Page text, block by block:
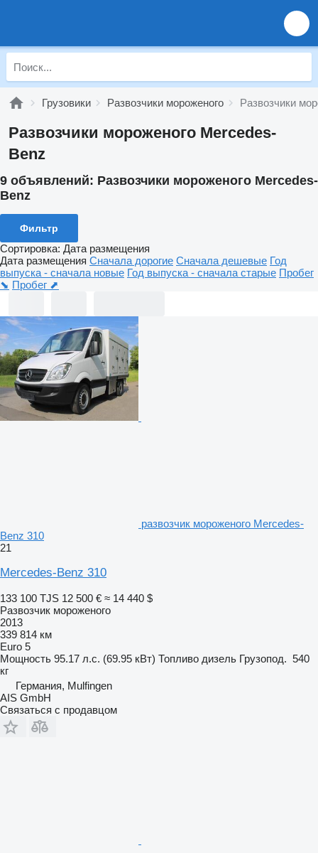
Грузовики Развозчики мороженого Развозчики
Развозчики мороженого Mercedes-
Benz
9 объявлений: Развозчики мороженого Mercedes-
Benz
Фильтр
Сортировка: Дата размещения
Дата размещения Сначала дорогие Сначала дешевые Год
выпуска - сначала новые Год выпуска - сначала старые Пробег
⬊ Пробег ⬈
развозчик мороженого Mercedes-
Benz 310
21
Mercedes-Benz 310
133 100 TJS 12 500 € ≈ 14 440 $
Развозчик мороженого
2013
339 814 км
Euro 5
Мощность 95.17 л.с. (69.95 кВт) Топливо дизель Грузопод. 540
кг
Германия, Mulfingen
AIS GmbH
Связаться с продавцом